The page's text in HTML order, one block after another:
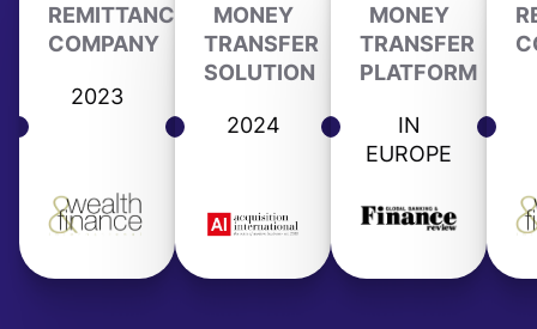
REMITTANCE
COMPANY
2023
MONEY
TRANSFER
SOLUTION
2024
MONEY
TRANSFER
PLATFORM
IN
EUROPE